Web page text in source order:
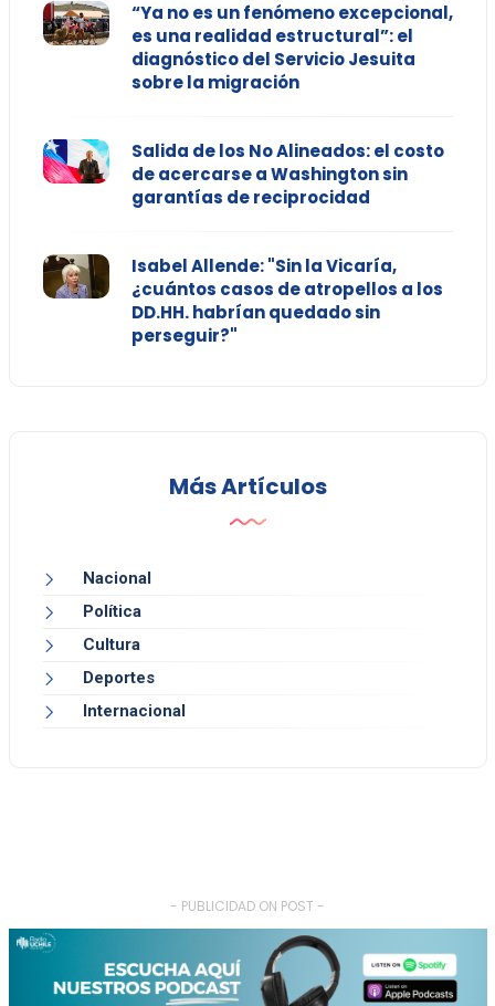
“Ya no es un fenómeno excepcional,
es una realidad estructural”: el
diagnóstico del Servicio Jesuita
sobre la migración
Salida de los No Alineados: el costo
de acercarse a Washington sin
garantías de reciprocidad
Isabel Allende: "Sin la Vicaría,
¿cuántos casos de atropellos a los
DD.HH. habrían quedado sin
perseguir?"
Más Artículos
Nacional
Política
Cultura
Deportes
Internacional
- PUBLICIDAD ON POST -